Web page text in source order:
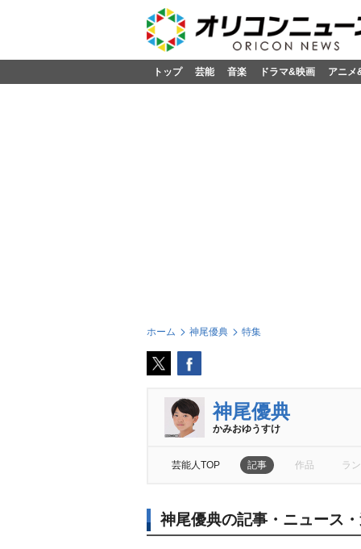
トップ 芸能 音楽 ドラマ&映画 アニメ
ホーム 神尾優典 特集
神尾優典
かみおゆうすけ
芸能人TOP 記事 作品 ラ
神尾優典の記事・ニュース